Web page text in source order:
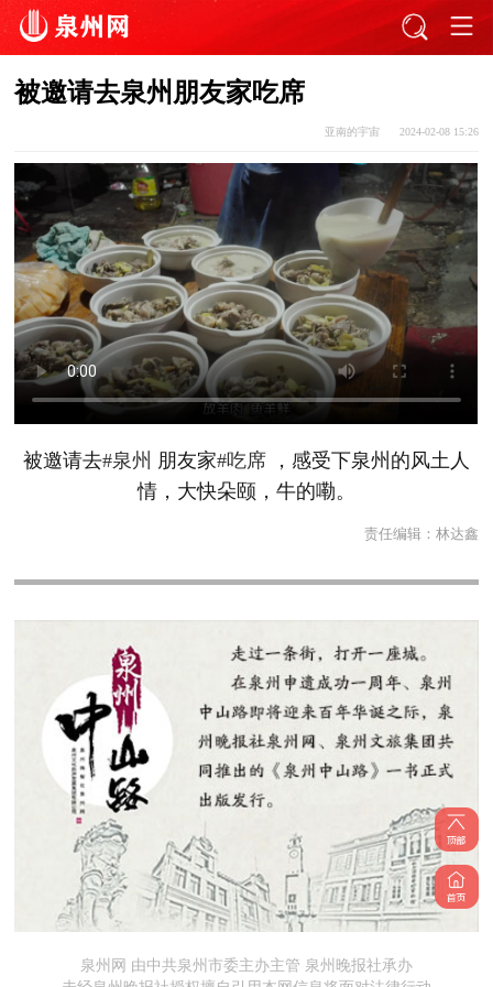
被邀请去泉州朋友家吃席
亚南的宇宙 2024-02-08 15:26
被邀请去#泉州 朋友家#吃席 ，感受下泉州的风土人
情，大快朵颐，牛的嘞。
责任编辑： 林达鑫
泉州网 由中共泉州市委主办主管 泉州晚报社承办